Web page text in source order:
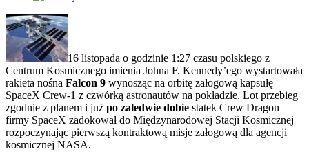
16 listopada o godzinie 1:27 czasu polskiego z
Centrum Kosmicznego imienia Johna F. Kennedy’ego wystartowała
rakieta nośna Falcon 9 wynosząc na orbitę załogową kapsułę
SpaceX Crew-1 z czwórką astronautów na pokładzie. Lot przebieg
zgodnie z planem i już po zaledwie dobie statek Crew Dragon
firmy SpaceX zadokował do Międzynarodowej Stacji Kosmicznej
rozpoczynając pierwszą kontraktową misje załogową dla agencji
kosmicznej NASA.